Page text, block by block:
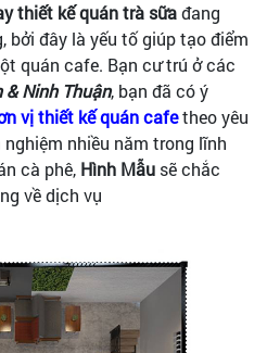
thiết kế quán trà sữađang
bởi đây là yếu tố giúp tạo điểm
quán cafe. Bạn cư trú ở các
Ninh Thuận, bạn đã có ý
vị thiết kế quán cafetheo yêu
nhiều năm trong lĩnh
cà phê, Hình Mẫu sẽ chắc
về dịch vụ